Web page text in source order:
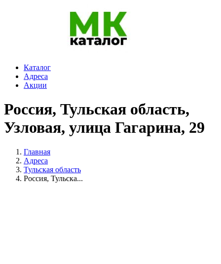
Каталог
Адреса
Акции
Россия, Тульская область,
Узловая, улица Гагарина, 29
Главная
Адреса
Тульская область
Россия, Тульска...